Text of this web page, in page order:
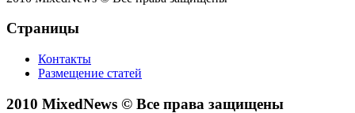
Страницы
Контакты
Размещение статей
2010 MixedNews © Все права защищены